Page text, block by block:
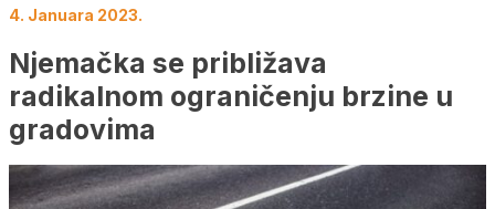
4. Januara 2023.
Njemačka se približava
radikalnom ograničenju brzine u
gradovima